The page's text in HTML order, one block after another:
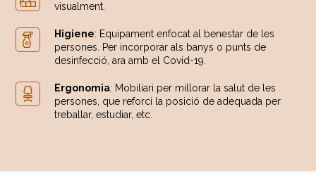
visualment.
Higiene: Equipament enfocat al benestar de les
persones. Per incorporar als banys o punts de
desinfecció, ara amb el Covid-19.
Ergonomia: Mobiliari per millorar la salut de les
persones, que reforci la posició de adequada per
treballar, estudiar, etc.